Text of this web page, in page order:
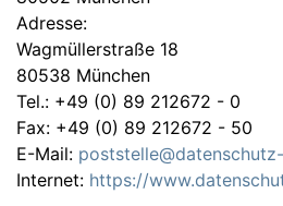
Adresse:
Wagmüllerstraße 18
80538 München
Tel.: +49 (0) 89 212672 - 0
Fax: +49 (0) 89 212672 - 50
E-Mail:
Internet: https://